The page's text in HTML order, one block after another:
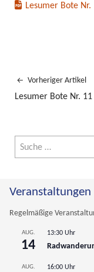
Lesumer Bote
Vorheriger Artikel
Lesumer Bote Nr. 11
Veranstaltungen
Regelmäßige
AUG.
14
13:30 Uhr
AUG. 16:00 Uhr